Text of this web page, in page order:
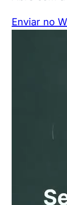
Enviar no